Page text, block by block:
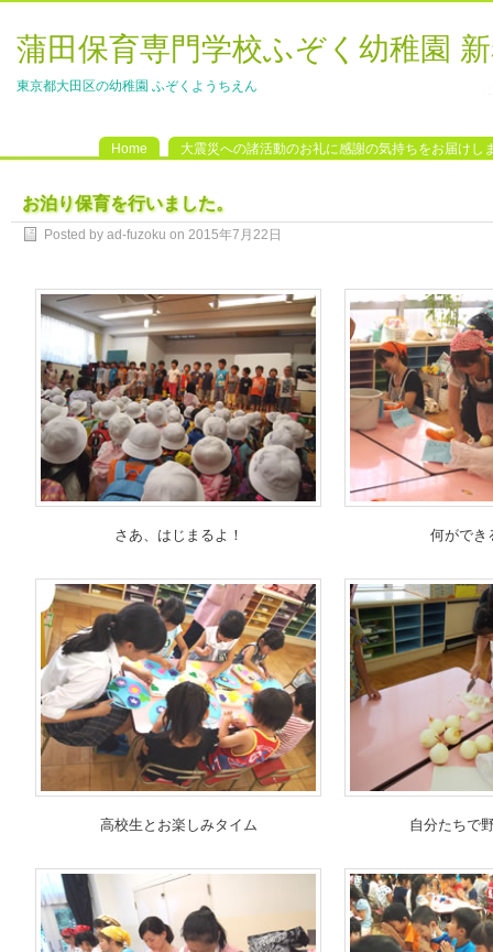
蒲田保育専門学校ふぞく幼稚園
東京都大田区の幼稚園 ふぞくようちえん
Home 大震災への諸活動のお礼に感謝の気持ちをお届けし
お泊り保育を行いました。
Posted by ad-fuzoku on 2015年7月22日
さあ、はじまるよ！ 何ができ
高校生とお楽しみタイム 自分たちで